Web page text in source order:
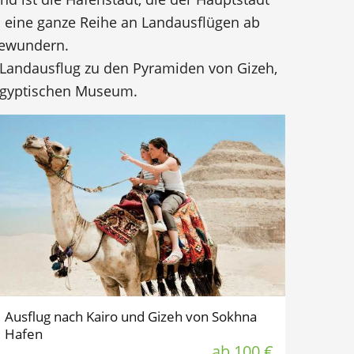
ganze Reihe an Landausflügen ab
zu den Pyramiden von Gizeh,
Museum.
Ausflug nach Kairo und Gizeh von Sokhna
Hafen